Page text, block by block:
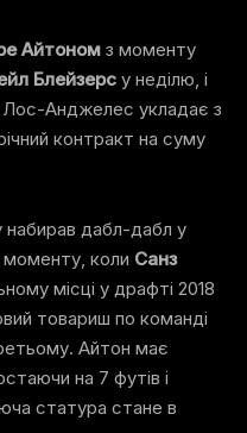
Айтоном з моменту
Блейзерс у неділю, і
Лос-Анджелес укладає з
контракт на суму
набирав дабл-дабл у
моменту, коли Санз
місці у драфті 2018
товариш по команді
Айтон має
на 7 футів і
статура стане в